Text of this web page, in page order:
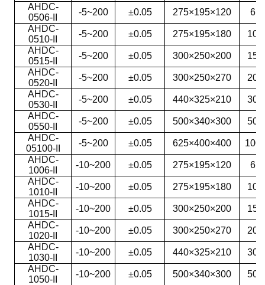
AHDC-
0506-II
-5~200 ±0.05 275×195×120
6
AHDC-
0510-II
-5~200 ±0.05 275×195×180
10
AHDC-
0515-II
-5~200 ±0.05 300×250×200
15
AHDC-
0520-II
-5~200 ±0.05 300×250×270
20
AHDC-
0530-II
-5~200 ±0.05 440×325×210
30
AHDC-
0550-II
-5~200 ±0.05 500×340×300
50
AHDC-
05100-II
-5~200 ±0.05 625×400×400
100
AHDC-
1006-II
-10~200 ±0.05 275×195×120
6
AHDC-
1010-II
-10~200 ±0.05 275×195×180
10
AHDC-
1015-II
-10~200 ±0.05 300×250×200
15
AHDC-
1020-II
-10~200 ±0.05 300×250×270
20
AHDC-
1030-II
-10~200 ±0.05 440×325×210
30
AHDC-
1050-II
-10~200 ±0.05 500×340×300
50